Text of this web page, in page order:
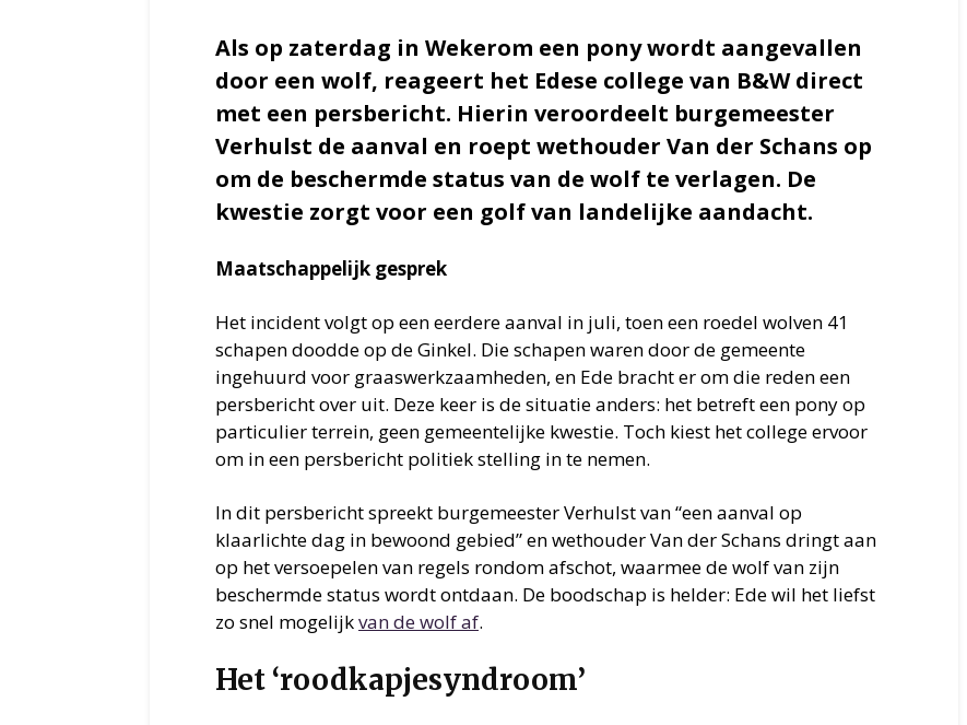
Als op zaterdag in Wekerom een pony wordt aangevallen
door een wolf, reageert het Edese college van B&W direct
met een persbericht. Hierin veroordeelt burgemeester
Verhulst de aanval en roept wethouder Van der Schans op
om de beschermde status van de wolf te verlagen. De
kwestie zorgt voor een golf van landelijke aandacht.
Maatschappelijk gesprek
Het incident volgt op een eerdere aanval in juli, toen een roedel wolven 41
schapen doodde op de Ginkel. Die schapen waren door de gemeente
ingehuurd voor graaswerkzaamheden, en Ede bracht er om die reden een
persbericht over uit. Deze keer is de situatie anders: het betreft een pony op
particulier terrein, geen gemeentelijke kwestie. Toch kiest het college ervoor
om in een persbericht politiek stelling in te nemen.
In dit persbericht spreekt burgemeester Verhulst van “een aanval op
klaarlichte dag in bewoond gebied” en wethouder Van der Schans dringt aan
op het versoepelen van regels rondom afschot, waarmee de wolf van zijn
beschermde status wordt ontdaan. De boodschap is helder: Ede wil het liefst
zo snel mogelijkvan de wolf af.
Het ‘roodkapjesyndroom’